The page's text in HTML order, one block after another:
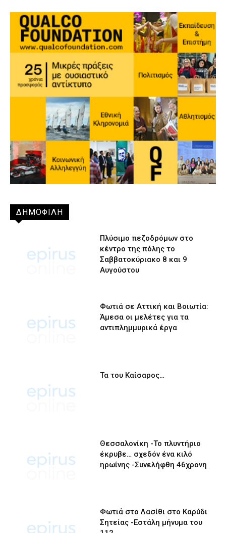
ΔΗΜΟΦΙΛΗ
Πλύσιμο πεζοδρόμων στο
κέντρο της πόλης το
Σαββατοκύριακο 8 και 9
Αυγούστου
Φωτιά σε Αττική και Βοιωτία:
Άμεσα οι μελέτες για τα
αντιπλημμυρικά έργα
Τα του Καίσαρος…
Θεσσαλονίκη -Το πλυντήριο
έκρυβε… σχεδόν ένα κιλό
ηρωίνης -Συνελήφθη 46χρονη
Φωτιά στο Λασίθι στο Καρύδι
Σητείας -Εστάλη μήνυμα του